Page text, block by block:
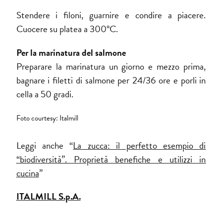
Stendere i filoni, guarnire e condire a piacere.
Cuocere su platea a 300°C.
Per la marinatura del salmone
Preparare la marinatura un giorno e mezzo prima,
bagnare i filetti di salmone per 24/36 ore e porli in
cella a 50 gradi.
Foto courtesy: Italmill
Leggi anche “La zucca: il perfetto esempio di
“biodiversità”. Proprietà benefiche e utilizzi in
cucina”
ITALMILL S.p.A.